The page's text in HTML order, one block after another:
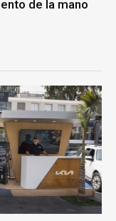
de la mano